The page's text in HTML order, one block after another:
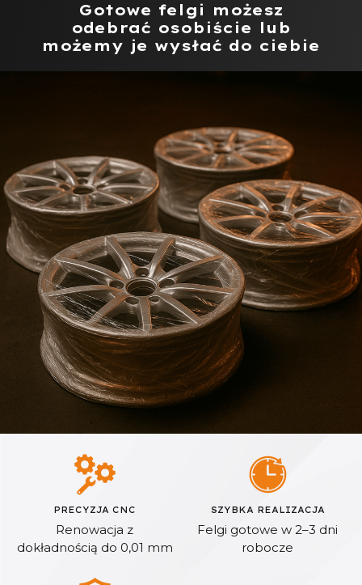
Gotowe felgi możesz
odebrać osobiście lub
możemy je wysłać do ciebie​
PRECYZJA CNC
Renowacja z
dokładnością do 0,01 mm
SZYBKA REALIZACJA
Felgi gotowe w 2–3 dni
robocze